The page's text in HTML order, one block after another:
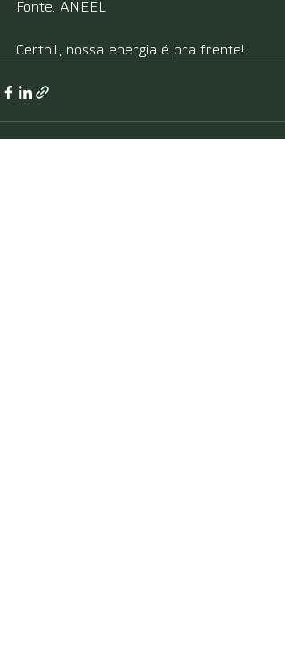
Fonte. ANEEL
Certhil, nossa energia é pra frente!